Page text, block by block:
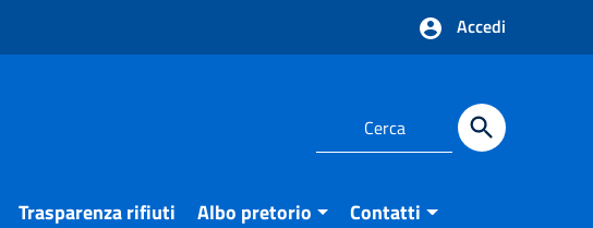
Accedi
Trasparenza rifiuti Albo pretorio Contatti